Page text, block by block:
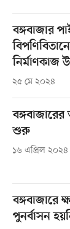
বঙ্গবাজার
নির্মাণকাজ
২৫ মে ২০২৪
বঙ্গবাজারের
শুরু
১৬ এপ্রিল ২০২৪
বঙ্গবাজারে
পুনর্বাসন